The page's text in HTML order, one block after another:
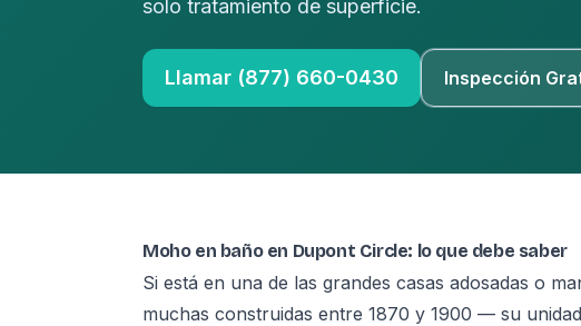
solo tratamiento de superficie.
Llamar (877) 660-0430 Inspección
Moho en baño en Dupont Circle: lo que debe saber
Si está en una de las grandes casas adosadas o
muchas construidas entre 1870 y 1900 — su